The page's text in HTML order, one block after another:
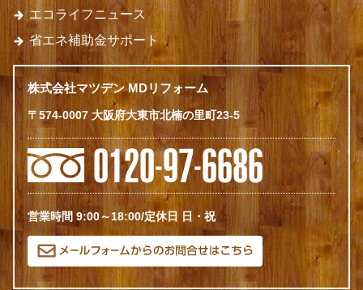
エコライフニュース
省エネ補助金サポート
株式会社マツデン MDリフォーム
〒574-0007 大阪府大東市北楠の里町23-5
営業時間 9:00～18:00/定休日 日・祝